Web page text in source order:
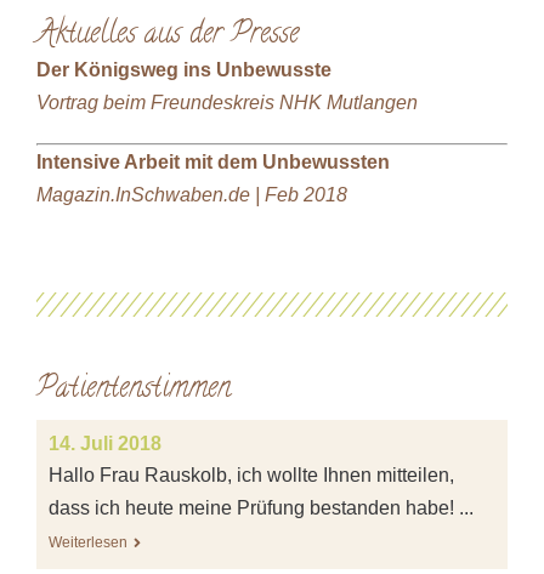
Aktuelles aus der Presse
Der Königsweg ins Unbewusste
Vortrag beim Freundeskreis NHK Mutlangen
Intensive Arbeit mit dem Unbewussten
Magazin.InSchwaben.de | Feb 2018
Patientenstimmen
14. Juli 2018
Hallo Frau Rauskolb, ich wollte Ihnen mitteilen,
dass ich heute meine Prüfung bestanden habe! ...
Weiterlesen